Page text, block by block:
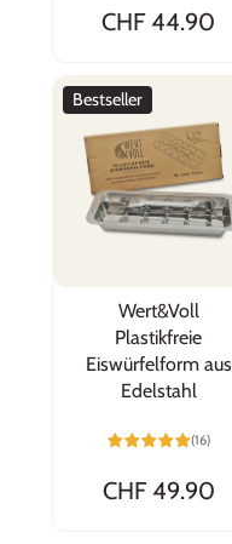
CHF 44.90
Bestseller
Wert&Voll
Plastikfreie
Eiswürfelform aus
Edelstahl
(16)
CHF 49.90